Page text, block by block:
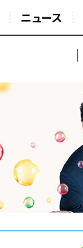
ニュース